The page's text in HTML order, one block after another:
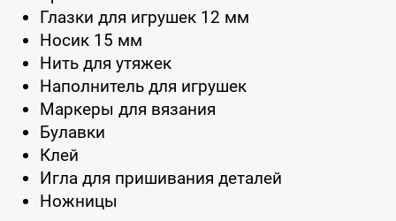
Глазки для игрушек 12 мм
Носик 15 мм
Нить для утяжек
Наполнитель для игрушек
Маркеры для вязания
Булавки
Клей
Игла для пришивания деталей
Ножницы